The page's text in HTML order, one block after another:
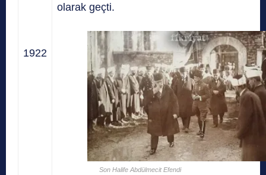
1922
olarak geçti.
Son Halife Abdülmecit Efendi